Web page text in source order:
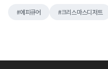
에피큐어 크리스마스디저트